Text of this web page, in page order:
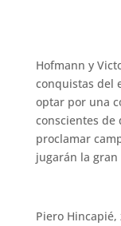
Hofmann y
conquistas del
optar por una
conscientes de
proclamar
jugarán la gran
Piero